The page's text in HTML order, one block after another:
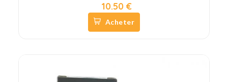
10.50 €
Acheter